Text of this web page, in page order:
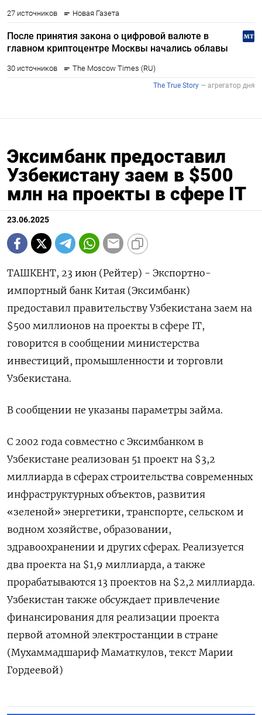
Эксимбанк предоставил
Узбекистану заем в $500
млн на проекты в сфере IT
23.06.2025
ТАШКЕНТ, 23 июн (Рейтер) - Экспортно-
импортный банк Китая (Эксимбанк)
предоставил правительству Узбекистана заем на
$500 миллионов на проекты в сфере IT,
говорится в сообщении министерства
инвестиций, промышленности и торговли
Узбекистана.
В сообщении не указаны параметры займа.
С 2002 года совместно с Эксимбанком в
Узбекистане реализован 51 проект на $3,2
миллиарда в сферах строительства современных
инфраструктурных объектов, развития
«зеленой» энергетики, транспорте, сельском и
водном хозяйстве, образовании,
здравоохранении и других сферах. Реализуется
два проекта на $1,9 миллиарда, а также
прорабатываются 13 проектов на $2,2 миллиарда.
Узбекистан также обсуждает привлечение
финансирования для реализации проекта
первой атомной электростанции в стране
(Мухаммадшариф Маматкулов, текст Марии
Гордеевой)